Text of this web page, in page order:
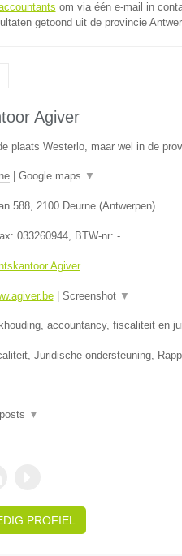
om via één e-mail in
getoond uit de provincie
Agiver
plaats Westerlo, maar wel in de
| Google maps ▼
588, 2100 Deurne(Antwerpen)
033260944, BTW-nr: -
Agiver
| Screenshot ▼
accountancy, fiscaliteit en
Juridische ondersteuning,
▼
PROFIEL